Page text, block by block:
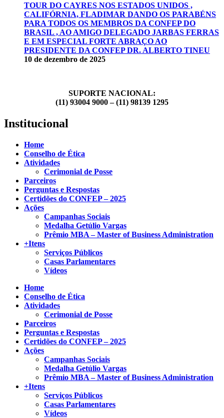
TOUR DO CAYRES NOS ESTADOS UNIDOS ,
CALIFÓRNIA, FLADIMAR DANDO OS PARABÉNS
PARA TODOS OS MEMBROS DA CONFEP DO
BRASIL , AO AMIGO DELEGADO JARBAS FERRAS
E EM ESPECIAL FORTE ABRAÇO AO
PRESIDENTE DA CONFEP DR. ALBERTO TINEU
10 de dezembro de 2025
SUPORTE NACIONAL:
(11) 93004 9000 – (11) 98139 1295
Institucional
Home
Conselho de Ética
Atividades
Cerimonial de Posse
Parceiros
Perguntas e Respostas
Certidões do CONFEP – 2025
Ações
Campanhas Sociais
Medalha Getúlio Vargas
Prêmio MBA – Master of Business Administration
+Itens
Serviços Públicos
Casas Parlamentares
Vídeos
Home
Conselho de Ética
Atividades
Cerimonial de Posse
Parceiros
Perguntas e Respostas
Certidões do CONFEP – 2025
Ações
Campanhas Sociais
Medalha Getúlio Vargas
Prêmio MBA – Master of Business Administration
+Itens
Serviços Públicos
Casas Parlamentares
Vídeos